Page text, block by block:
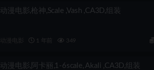
动漫电影,枪神,Scale ,Vash ,CA3D,组装
1 年前 349
动漫电影,阿卡丽,1-6scale, Akali ,CA3D,组装